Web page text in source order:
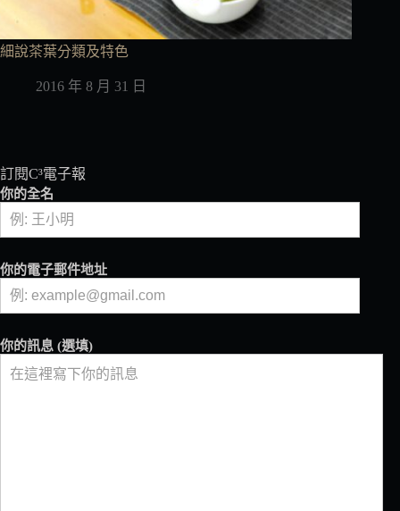
細說茶葉分類及特色
2016 年 8 月 31 日
訂閱C³電子報
你的全名
你的電子郵件地址
你的訊息 (選填)